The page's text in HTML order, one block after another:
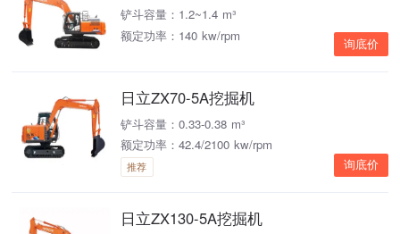
铲斗容量：1.2~1.4 m³
额定功率：140 kw/rpm
询底价
日立ZX70-5A挖掘机
铲斗容量：0.33-0.38 m³
额定功率：42.4/2100 kw/rpm
推荐 询底价
日立ZX130-5A挖掘机